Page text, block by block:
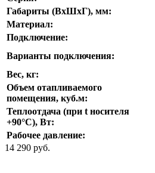
Габариты (ВхШхГ), мм:
Материал:
Подключение:
Варианты подключения:
Вес, кг:
Объем отапливаемого
помещения, куб.м:
Теплоотдача (при t носителя
+90°С), Вт:
Рабочее давление:
14 290 руб.